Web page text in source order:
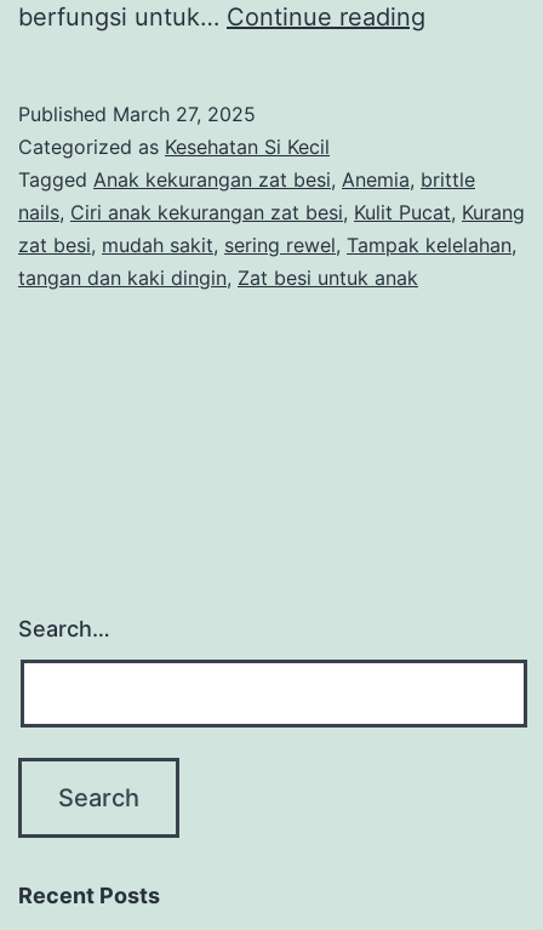
berfungsi untuk… Continue reading
Zat
Besi
yang
Published March 27, 2025
Categorized as Kesehatan Si Kecil
Tagged Anak kekurangan zat besi, Anemia, brittle
nails, Ciri anak kekurangan zat besi, Kulit Pucat, Kurang
zat besi, mudah sakit, sering rewel, Tampak kelelahan,
tangan dan kaki dingin, Zat besi untuk anak
Search…
Recent Posts